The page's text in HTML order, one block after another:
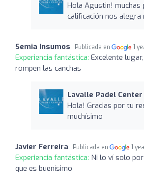
Hola Agustin! muchas
calificación nos alegra
Semia Insumos Publicada en 1
Experiencia fantástica: Excelente
rompen las canchas
Lavalle Padel
Hola! Gracias por tu
muchísimo
Javier Ferreira Publicada en 1
Experiencia fantástica: Ni lo ví solo
que es buenísimo